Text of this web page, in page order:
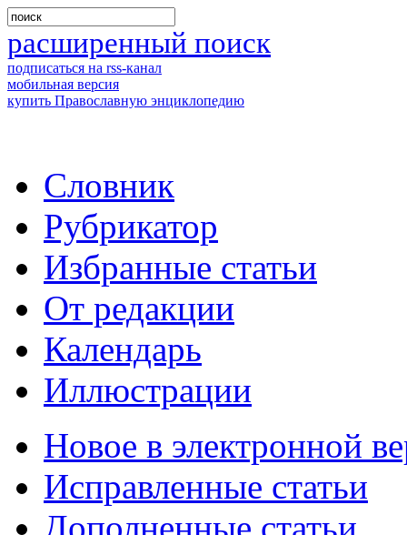
расширенный поиск
подписаться на rss-канал
мобильная версия
купить Православную энциклопедию
Словник
Рубрикатор
Избранные статьи
От редакции
Календарь
Иллюстрации
Новое в электронной
Исправленные статьи